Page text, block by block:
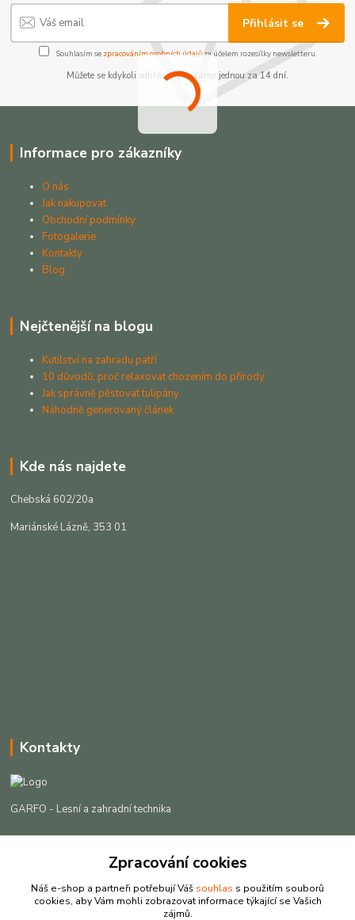
Přihlásit se
Souhlasím se zpracováním osobních údajůza účelem rozesílky newsletteru.
Můžete se kdykoli odhlásit. Zasíláme jednou za 14 dní.
Informace pro zákazníky
O nás
Jak nakupovat
Obchodní podmínky
Fotogalerie
Kontakty
Blog
Nejčtenější na blogu
Kutilství na zahradu patří
10 důvodů, proč relaxovat chozením do přírody
Jak správně pěstovat tulipány
Náhodně generovaný článek
Kde nás najdete
Chebská 602/20a
Mariánské Lázně, 353 01
Kontakty
GARFO - Lesní a zahradní technika
+420 725 301 044
info@garfo.cz
Zpracování cookies
Náš e-shop a partneři potřebují Váš souhlas s použitím souborů
cookies, aby Vám mohli zobrazovat informace týkající se Vašich
zájmů.